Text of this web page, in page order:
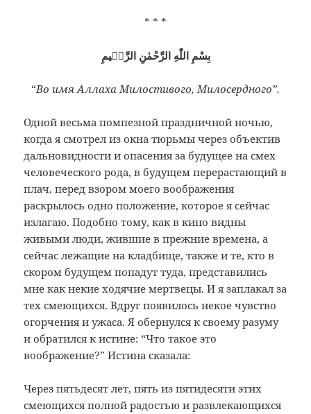
* * *
بِسْمِ اللّٰهِ الرَّحْمٰنِ الرَّحٖيمِ
“Во имя Аллаха Милостивого, Милосердного”.
Одной весьма помпезной праздничной ночью,
когда я смотрел из окна тюрьмы через объектив
дальновидности и опасения за будущее на смех
человеческого рода, в будущем перерастающий в
плач, перед взором моего воображения
раскрылось одно положение, которое я сейчас
излагаю. Подобно тому, как в кино видны
живыми люди, жившие в прежние времена, а
сейчас лежащие на кладбище, также и те, кто в
скором будущем попадут туда, представились
мне как некие ходячие мертвецы. И я заплакал за
тех смеющихся. Вдруг появилось некое чувство
огорчения и ужаса. Я обернулся к своему разуму
и обратился к истине: “Что такое это
воображение?” Истина сказала:
Через пятьдесят лет, пять из пятидесяти этих
смеющихся полной радостью и развлекающихся